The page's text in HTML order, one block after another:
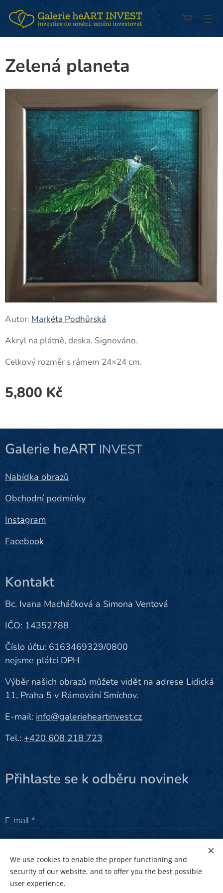
Zelená planeta
Autor: Markéta Podhůrská
Akryl na plátně, deska. Signováno.
Celkový rozměr s rámem 24×24 cm.
5,800 Kč
Galerie heART INVEST
Nabídka obrazů
Obchodní podmínky
Instagram
Facebook
Kontakt
Bc. Ivana Macháčková a Simona Ventová
IČO: 14352788
Číslo účtu: 6163469329/0800
nejsme plátci DPH
Výběr našich obrazů můžete vidět na adrese Lidická
11, Praha 5 v Rámování Smíchov.
E-mail: info@galerieheartinvest.cz
Tel.: +420 608 218 723
Přihlaste se k odběru novinek
E-mail
Odeslat
We use cookies to enable the proper functioning and
security of our website, and to offer you the best possible
user experience.